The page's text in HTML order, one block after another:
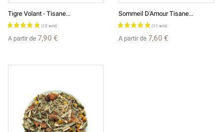
Tigre Volant - Tisane...
A partir de 7,90 €
Sommeil D'Amour Tisane...
A partir de 7,60 €